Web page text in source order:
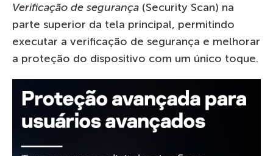
Verificação de segurança (Security Scan) na
parte superior da tela principal, permitindo
executar a verificação de segurança e melhorar
a proteção do dispositivo com um único toque.